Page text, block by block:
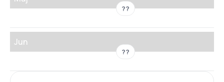
??
Jun
??